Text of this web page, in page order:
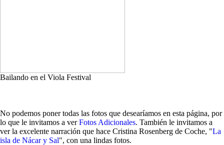
Bailando en el Viola Festival
No podemos poner todas las fotos que desearíamos en esta página, por
lo que le invitamos a verFotos Adicionales. También le invitamos a
ver la excelente narración que hace Cristina Rosenberg de Coche, "La
isla de Nácar y Sal", con una lindas fotos.